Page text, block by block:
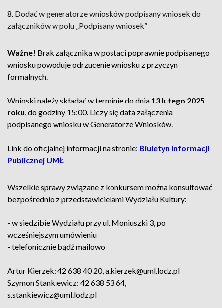
8. Dodać w generatorze wniosków podpisany wniosek do
załączników w polu „Podpisany wniosek”
Ważne! Brak załącznika w postaci poprawnie podpisanego
wniosku powoduje odrzucenie wniosku z przyczyn
formalnych.
Wnioski należy składać w terminie do dnia 13 lutego 2025
roku, do godziny 15:00. Liczy się data załączenia
podpisanego wniosku w Generatorze Wniosków.
Link do oficjalnej informacji na stronie: Biuletyn Informacji
Publicznej UMŁ
Wszelkie sprawy związane z konkursem można konsultować
bezpośrednio z przedstawicielami Wydziału Kultury:
- w siedzibie Wydziału przy ul. Moniuszki 3, po
wcześniejszym umówieniu
- telefonicznie bądź mailowo
Artur Kierzek: 42 638 40 20, a.kierzek@uml.lodz.pl
Szymon Stankiewicz: 42 638 53 64,
s.stankiewicz@uml.lodz.pl